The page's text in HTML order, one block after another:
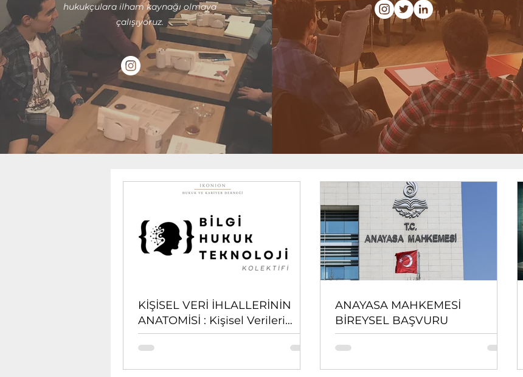
hukukçulara ilham kaynağı olmaya
çalışıyoruz.
KİŞİSEL VERİ İHLALLERİNİN
ANATOMİSİ : Kişisel Verileri
Koruma Kurulu Karar Özetleri
Üzerinden Türkiye’de Veri
Güvenliği Analizi
ANAYASA MAHKEMESİ
BİREYSEL BAŞVURU